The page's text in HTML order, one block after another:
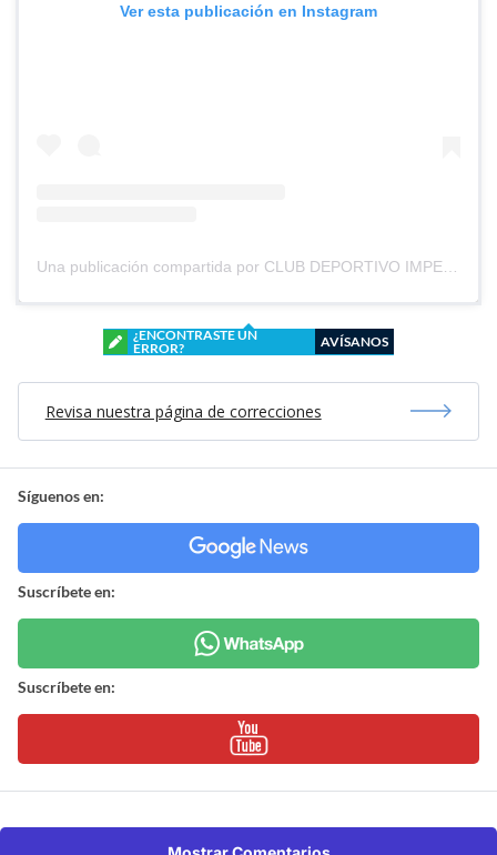
Ver esta publicación en Instagram
¿ENCONTRASTE UN
ERROR?
AVÍSANOS
Revisa nuestra página de correcciones
Síguenos en:
Suscríbete en:
Suscríbete en: